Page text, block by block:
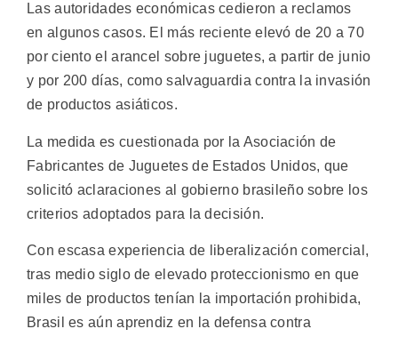
Las autoridades económicas cedieron a reclamos
en algunos casos. El más reciente elevó de 20 a 70
por ciento el arancel sobre juguetes, a partir de junio
y por 200 días, como salvaguardia contra la invasión
de productos asiáticos.
La medida es cuestionada por la Asociación de
Fabricantes de Juguetes de Estados Unidos, que
solicitó aclaraciones al gobierno brasileño sobre los
criterios adoptados para la decisión.
Con escasa experiencia de liberalización comercial,
tras medio siglo de elevado proteccionismo en que
miles de productos tenían la importación prohibida,
Brasil es aún aprendiz en la defensa contra